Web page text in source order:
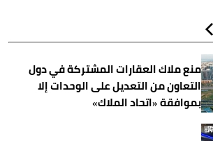
منع ملاك العقارات المشتركة في دول
التعاون من التعديل على الوحدات إلا
بموافقة «اتحاد الملاك»